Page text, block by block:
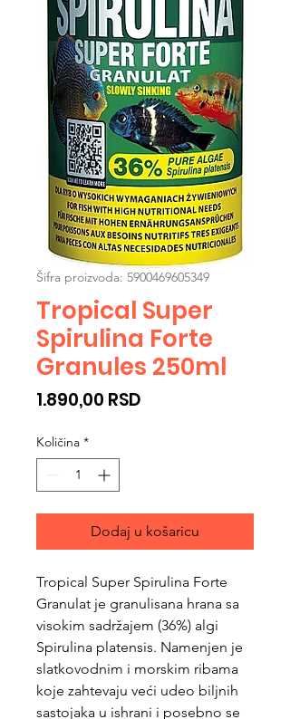
Šifra proizvoda: 5900469605349
Tropical Super
Spirulina Forte
Granules 250ml
1.890,00 RSD
Količina *
Dodaj u košaricu
Tropical Super Spirulina Forte
Granulat je granulisana hrana sa
visokim sadržajem (36%) algi
Spirulina platensis. Namenjen je
slatkovodnim i morskim ribama
koje zahtevaju veći udeo biljnih
sastojaka u ishrani i posebno se